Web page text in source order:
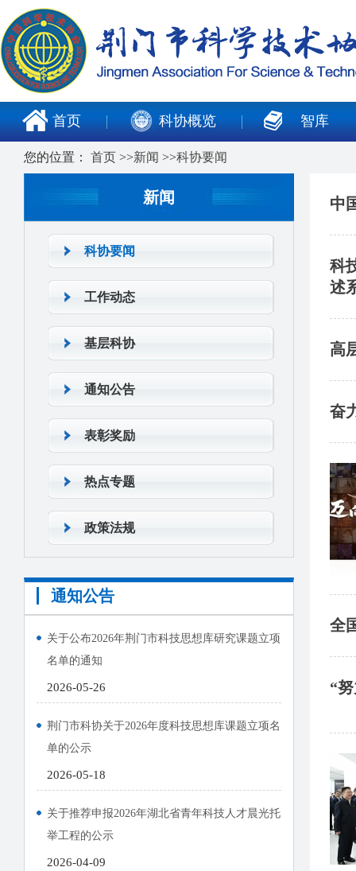
首页 科协概览 智库
您的位置： 首页 >>新闻 >>科协要闻
新闻
科协要闻
工作动态
基层科协
通知公告
表彰奖励
热点专题
政策法规
通知公告
关于公布2026年荆门市科技思想库研究课题立项
名单的通知
2026-05-26
荆门市科协关于2026年度科技思想库课题立项名
单的公示
2026-05-18
关于推荐申报2026年湖北省青年科技人才晨光托
举工程的公示
2026-04-09
中
科
述
高
奋
全
“